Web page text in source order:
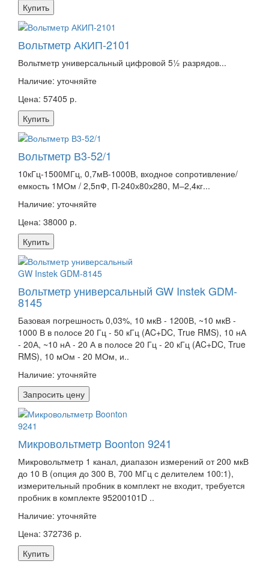
Купить
Вольтметр АКИП-2101
Вольтметр универсальный цифровой 5½ разрядов...
Наличие: уточняйте
Цена: 57405 р.
Купить
Вольтметр В3-52/1
10кГц-1500МГц, 0,7мВ-1000В, входное сопротивление/
емкость 1МОм / 2,5пФ, П-240х80х280, М–2,4кг...
Наличие: уточняйте
Цена: 38000 р.
Купить
Вольтметр универсальный GW Instek GDM-
8145
Базовая погрешность 0,03%, 10 мкВ - 1200В, ~10 мкВ -
1000 В в полосе 20 Гц - 50 кГц (AC+DC, True RMS), 10 нА
- 20А, ~10 нА - 20 А в полосе 20 Гц - 20 кГц (AC+DC, True
RMS), 10 мОм - 20 МОм, и..
Наличие: уточняйте
Запросить цену
Микровольтметр Boonton 9241
Микровольтметр 1 канал, диапазон измерений от 200 мкВ
до 10 В (опция до 300 В, 700 МГц с делителем 100:1),
измерительный пробник в комплект не входит, требуется
пробник в комплекте 95200101D ..
Наличие: уточняйте
Цена: 372736 р.
Купить